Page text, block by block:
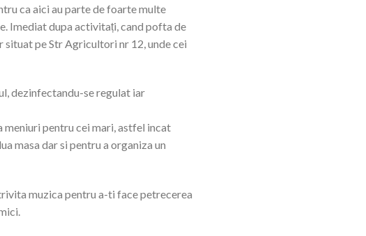
ca aici au parte de foarte multe
Imediat dupa activitați, cand pofta de
situat pe Str Agricultori nr 12, unde cei
dezinfectandu-se regulat iar
meniuri pentru cei mari, astfel incat
masa dar si pentru a organiza un
muzica pentru a-ti face petrecerea